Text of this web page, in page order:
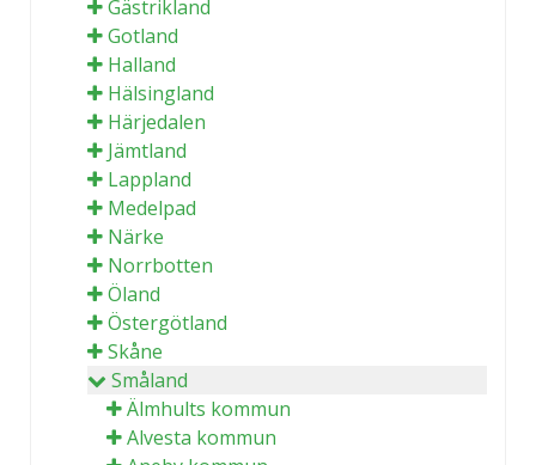
Gästrikland
Gotland
Halland
Hälsingland
Härjedalen
Jämtland
Lappland
Medelpad
Närke
Norrbotten
Öland
Östergötland
Skåne
Småland
Älmhults kommun
Alvesta kommun